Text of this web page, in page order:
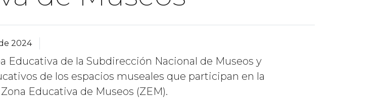
2024
Educativa de la Subdirección Nacional de Museos y
de los espacios museales que participan en la
Educativa de Museos (ZEM).